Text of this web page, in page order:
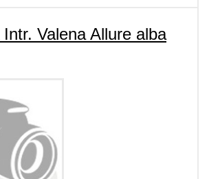
Valena Allure alba